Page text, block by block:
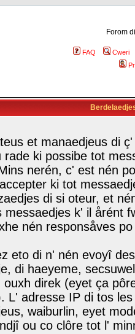
Forom
FAQ
Cweri
et manaedjeus di
rade ki possibe tot
nerén, c' est nén
ki tot
di si oteur, et
messaedjes k' il årént
nén responsåves
eto di n' nén evoyî
di haeyeme,
ouxh direk (eyet ça
L' adresse IP di tos
waiburlin, eyet
ou co clôre tot l'